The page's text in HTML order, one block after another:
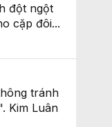
đột ngột
cặp đôi...
tránh
Kim Luân